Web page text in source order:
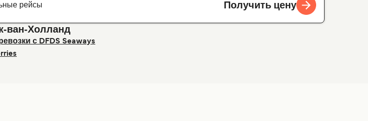
рейсы Получить цену
ван-Холланд
с DFDS Seaways